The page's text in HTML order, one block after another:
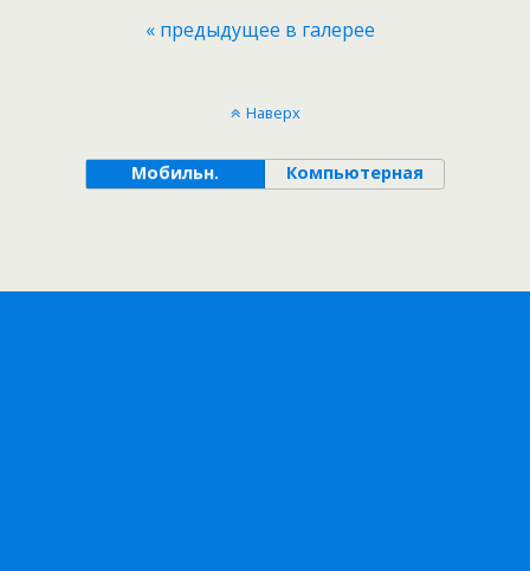
« предыдущее в галерее
Наверх
Мобильн. Компьютерная